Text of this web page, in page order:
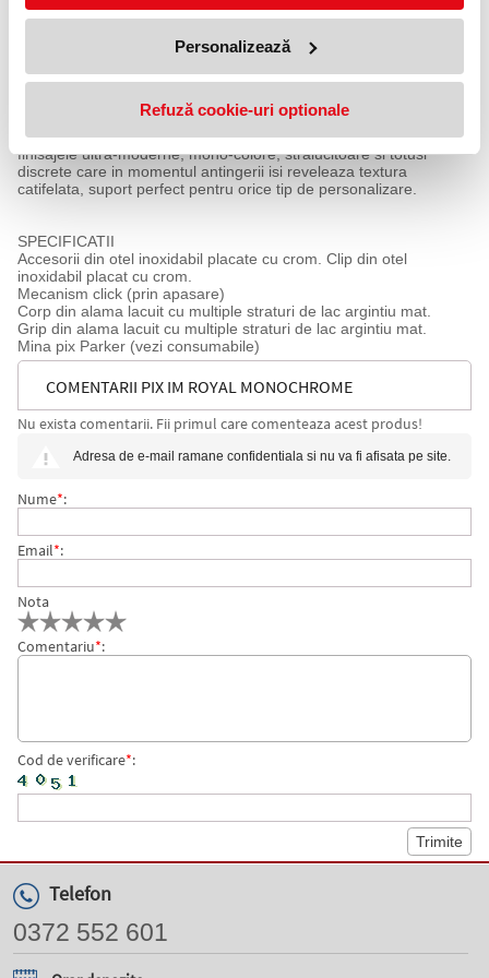
Personalizează
Refuză cookie-uri optionale
fiind declarat pe buna dreptate de foarte multi utilizatori ca fiind
departe si am afirma ca IM este mai mult decat un cadou, este o
Gama IM Royal Professionals Monochrome vine in 2023 cu doua
noi finisaje : burgundy si champagne.
Forma clasica, de dimensiuni generoase, aparent banala, este
transformata uluitor, radical si totusi subtil in obiecte fascinante de
finisajele ultra-moderne, mono-colore, stralucitoare si totusi
discrete care in momentul antingerii isi reveleaza textura
catifelata, suport perfect pentru orice tip de personalizare.
SPECIFICATII
Accesorii din otel inoxidabil placate cu crom. Clip din otel
inoxidabil placat cu crom.
Mecanism click (prin apasare)
Corp din alama lacuit cu multiple straturi de lac argintiu mat.
Grip din alama lacuit cu multiple straturi de lac argintiu mat.
Mina pix Parker (vezi consumabile)
COMENTARII PIX IM ROYAL MONOCHROME
CHAMPAGNE CT PARKER
Nu exista comentarii. Fii primul care comenteaza acest produs!
Adresa de e-mail ramane confidentiala si nu va fi afisata pe site.
Nume*:
Email*:
Nota
Comentariu*:
Cod de verificare*:
Telefon
0372 552 601